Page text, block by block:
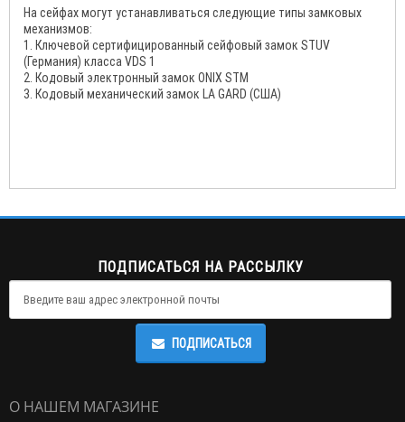
На сейфах могут устанавливаться следующие типы замковых
механизмов:
1. Ключевой сертифицированный сейфовый замок STUV
(Германия) класса VDS 1
2. Кодовый электронный замок ONIX STM
3. Кодовый механический замок LA GARD (США)
ПОДПИСАТЬСЯ НА РАССЫЛКУ
ПОДПИСАТЬСЯ
О НАШЕМ МАГАЗИНЕ